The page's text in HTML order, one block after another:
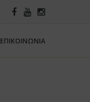
ΕΠΙΚΟΙΝΩΝΙΑ